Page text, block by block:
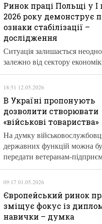
Ринок праці Польщі у І
2026 року демонструє
ознаки стабілізації –
дослідження
Ситуація залишається
залежно від сектору
18:51 12.05.2026
В Україні пропонують
дозволити створювати
«військові товариства»
На думку
державних функцій можна
передати ветеранам-
09:17 01.05.2026
Європейський ринок
зміщує фокус із
навички – думка